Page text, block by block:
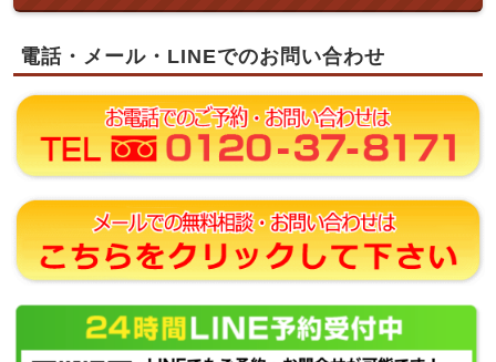
電話・メール・LINEでのお問い合わせ